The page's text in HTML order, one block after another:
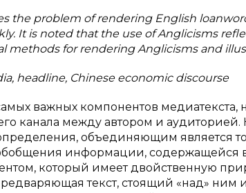
the problem of rendering English
It is noted that the use of Anglicisms
methods for rendering Anglicisms and
headline, Chinese economic discourse
важных компонентов медиатекста,
канала между автором и аудиторией.
объединяющим является
информации, содержащейся в
который имеет двойственную
текст, стоящий «над»